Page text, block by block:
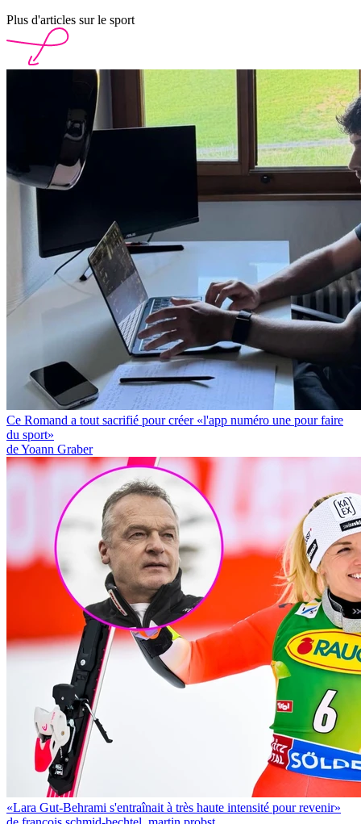
Plus d'articles sur le sport
Ce Romand a tout sacrifié pour créer «l'app numéro une pour faire
du sport»
de Yoann Graber
«Lara Gut-Behrami s'entraînait à très haute intensité pour revenir»